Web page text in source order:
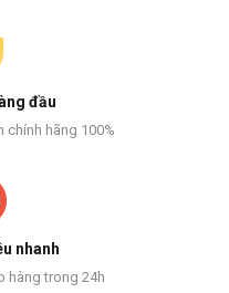
đầu
chính hãng 100%
nhanh
hàng trong 24h